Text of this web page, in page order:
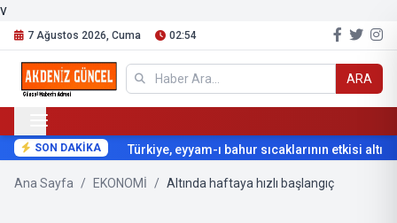
v
7 Ağustos 2026, Cuma 02:54
ARA
SON DAKİKA Türkiye, eyyam-ı bahur sıcaklarının etkisi
Ana Sayfa / EKONOMİ / Altında haftaya hızlı başlangıç